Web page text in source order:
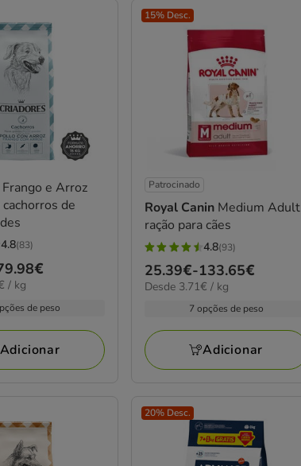
Frango e Arroz
cachorros de
4.8(83)
/ kg
de peso
Adicionar
15% Desc.
Patrocinado
Royal Canin Medium Adult
ração para cães
4.8
estrelas
com
avaliações
4.8(93)
Preço
de
133.65€
25.39€-133.65€
3.71€
Desde 3.71€ / kg
7 opções de peso
Adicionar
20% Desc.